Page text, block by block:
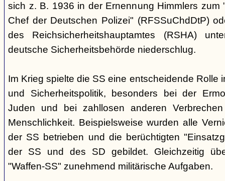
sich z. B. 1936 in der Ernennung Himmlers zum
Chef der Deutschen Polizei" (RFSSuChdDtP)
des Reichsicherheitshauptamtes (RSHA)
deutsche Sicherheitsbehörde niederschlug.
Im Krieg spielte die SS eine entscheidende Rolle
und Sicherheitspolitik, besonders bei der
Juden und bei zahllosen anderen
Menschlichkeit. Beispielsweise wurden alle
der SS betrieben und die berüchtigten
der SS und des SD gebildet. Gleichzeitig
"Waffen-SS" zunehmend militärische Aufgaben.